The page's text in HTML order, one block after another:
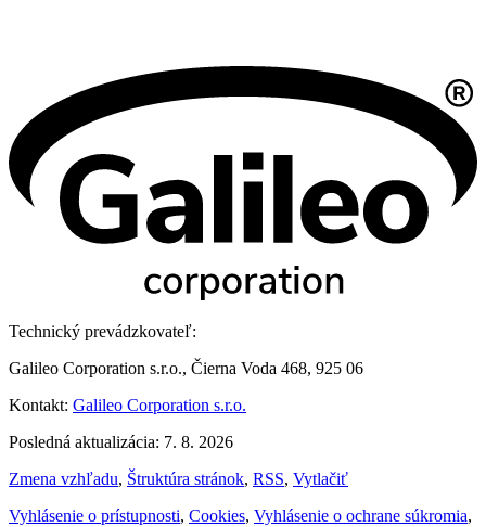
Technický prevádzkovateľ:
Galileo Corporation s.r.o., Čierna Voda 468, 925 06
Kontakt: Galileo Corporation s.r.o.
Posledná aktualizácia: 7. 8. 2026
Zmena vzhľadu, Štruktúra stránok, RSS, Vytlačiť
Vyhlásenie o prístupnosti, Cookies, Vyhlásenie o ochrane súkromia,